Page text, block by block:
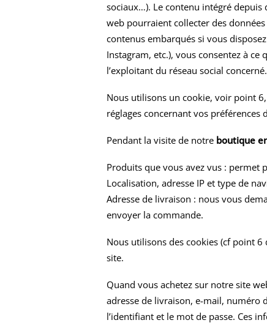
sociaux…). Le contenu intégré depuis
web pourraient collecter des
contenus embarqués si vous
Instagram, etc.), vous consentez à ce
l’exploitant du réseau social concerné.
Nous utilisons un cookie, voir point
réglages concernant vos préférences
Pendant la visite de notre boutique
Produits que vous avez vus : permet
Localisation, adresse IP et type de
Adresse de livraison : nous vous
envoyer la commande.
Nous utilisons des cookies (cf point
site.
Quand vous achetez sur notre site
adresse de livraison, e-mail, numéro
l’identifiant et le mot de passe. Ces